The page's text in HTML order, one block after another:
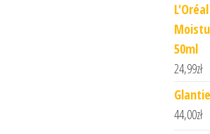
50ml
24,99zł
44,00zł